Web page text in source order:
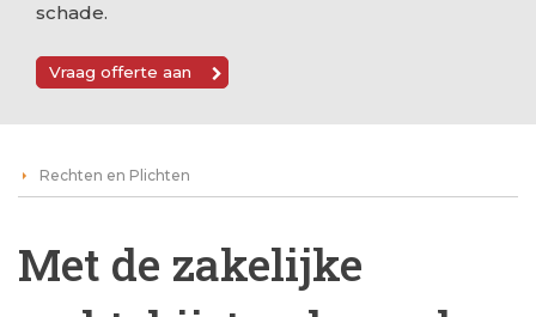
schade.
Vraag offerte aan
Rechten en Plichten
Met de zakelijke